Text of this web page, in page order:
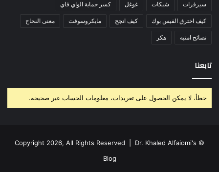
سيرفرات شبكات غوغل كسر حماية الواي فاي
كيف اخترق الفيس بوك كيف انجح مايكروسوفت معنى النجاح
نصائح امنيه هكر
تابعنا
خطأ، لا يمكن الحصول على تغريدات، معلومات الحساب غير صحيحة.
© Copyright 2026, All Rights Reserved |
Dr. Khaled Alfaiomi's
Blog